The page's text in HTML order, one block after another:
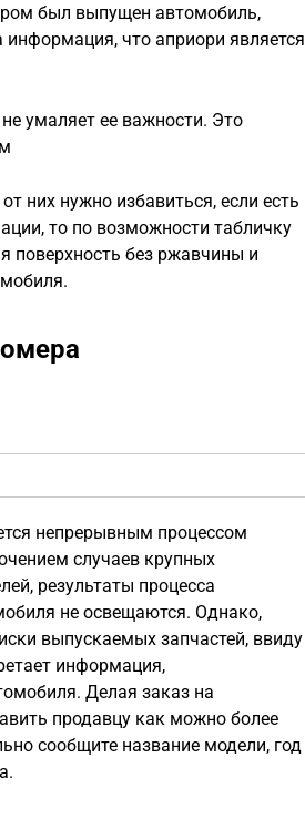
был выпущен автомобиль,
информация, что априори является
умаляет ее важности. Это
них нужно избавиться, если есть
то по возможности табличку
поверхность без ржавчины и
непрерывным процессом
случаев крупных
результаты процесса
не освещаются. Однако,
выпускаемых запчастей, ввиду
информация,
Делая заказ на
продавцу как можно более
сообщите название модели, год